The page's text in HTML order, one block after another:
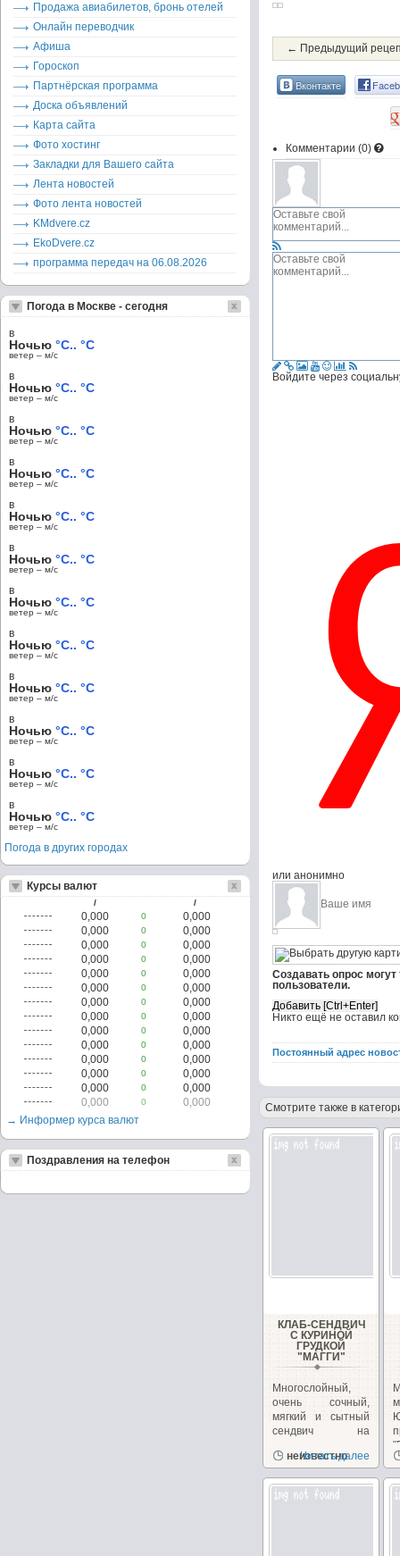
← Предыдущий
Вконтакте
Комментарии (0)
Войдите через
или анонимно
Создавать опрос
пользователи.
Никто ещё не оставил
Постоянный адрес
Смотрите также в
КЛАБ-СЕНДВИЧ
С КУРИНОЙ
ГРУДКОЙ
"МАГГИ"
Многослойный,
очень сочный,
мягкий и сытный
сендвич на
закуску!...
неизвестно
Читать далее
Продажа авиабилетов, бронь отелей
Онлайн переводчик
Афиша
Гороскоп
Партнёрская программа
Доска объявлений
Карта сайта
Фото хостинг
Закладки для Вашего сайта
Лента новостей
Фото лента новостей
KMdvere.cz
EkoDvere.cz
программа передач на 06.08.2026
Погода в Москве - сегодня
в
Ночью °C.. °C
ветер – м/c
в
Ночью °C.. °C
ветер – м/c
в
Ночью °C.. °C
ветер – м/c
в
Ночью °C.. °C
ветер – м/c
в
Ночью °C.. °C
ветер – м/c
в
Ночью °C.. °C
ветер – м/c
в
Ночью °C.. °C
ветер – м/c
в
Ночью °C.. °C
ветер – м/c
в
Ночью °C.. °C
ветер – м/c
в
Ночью °C.. °C
ветер – м/c
в
Ночью °C.. °C
ветер – м/c
в
Ночью °C.. °C
ветер – м/c
Погода в других городах
Курсы валют
/ /
0,000 0
0,000
0,000
0
0,000
0,000
0
0,000
0,000
0
0,000
0,000
0
0,000
0,000
0
0,000
0,000
0
0,000
0,000
0
0,000
0,000
0
0,000
0,000
0
0,000
0,000
0
0,000
0,000
0
0,000
0,000
0
0,000
0,000
0
0,000
→ Информер курса валют
Поздравления на телефон